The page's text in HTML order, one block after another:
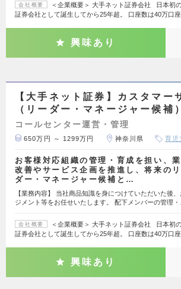
会社概要
＜企業概要＞ 大手ネット証券会社 日本初
証券会社として誕生してから25年超。 口座数は40万口
興味あり
【大手ネット証券】カスタマー
（リーダー・マネージャー候補）
コールセンター運営・管理
650万円 ～ 1299万円 神奈川県 育児
お客様対応組織の管理・育成を担い、
改善やサービス企画を推進し、将来の
ダー・マネージャー候補と…
【業務内容】 当社商品知識を身につけていただいた後
ジメント等をお任せいたします。 配下メンバーの管理・
会社概要
＜企業概要＞ 大手ネット証券会社 日本初
証券会社として誕生してから25年超。 口座数は40万口
興味あり